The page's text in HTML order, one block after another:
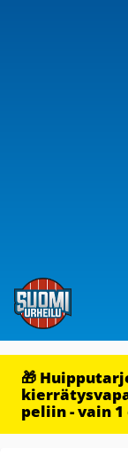
🎁
peliin - vain